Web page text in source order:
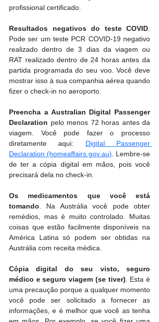
profissional certificado.
Resultados negativos do teste COVID
Pode ser um teste PCR COVID-19 negativo
realizado dentro de 3 dias da viagem ou
RAT realizado dentro de 24 horas antes da
partida programada do seu voo. Você deve
mostrar isso à sua companhia aérea quando
fizer o check-in no aeroporto.
Preencha a Australian Digital Passenger
Declaration pelo menos 72 horas antes da
viagem. Você pode fazer o processo
diretamente aqui: Digital Passenger
Declaration (homeaffairs.gov.au) . Lembre-se
de ter a cópia digital em mãos, pois você
precisará dela no check-in.
Os medicamentos que você está
tomando . Na Austrália você pode obter
remédios, mas é muito controlado. Muitas
coisas que estão facilmente disponíveis na
América Latina só podem ser obtidas na
Austrália com receita médica.
Cópia digital do seu visto, seguro
médico e seguro viagem (se tiver) . Esta é
uma precaução porque a qualquer momento
você pode ser solicitado a fornecer as
informações, e é melhor que você as tenha